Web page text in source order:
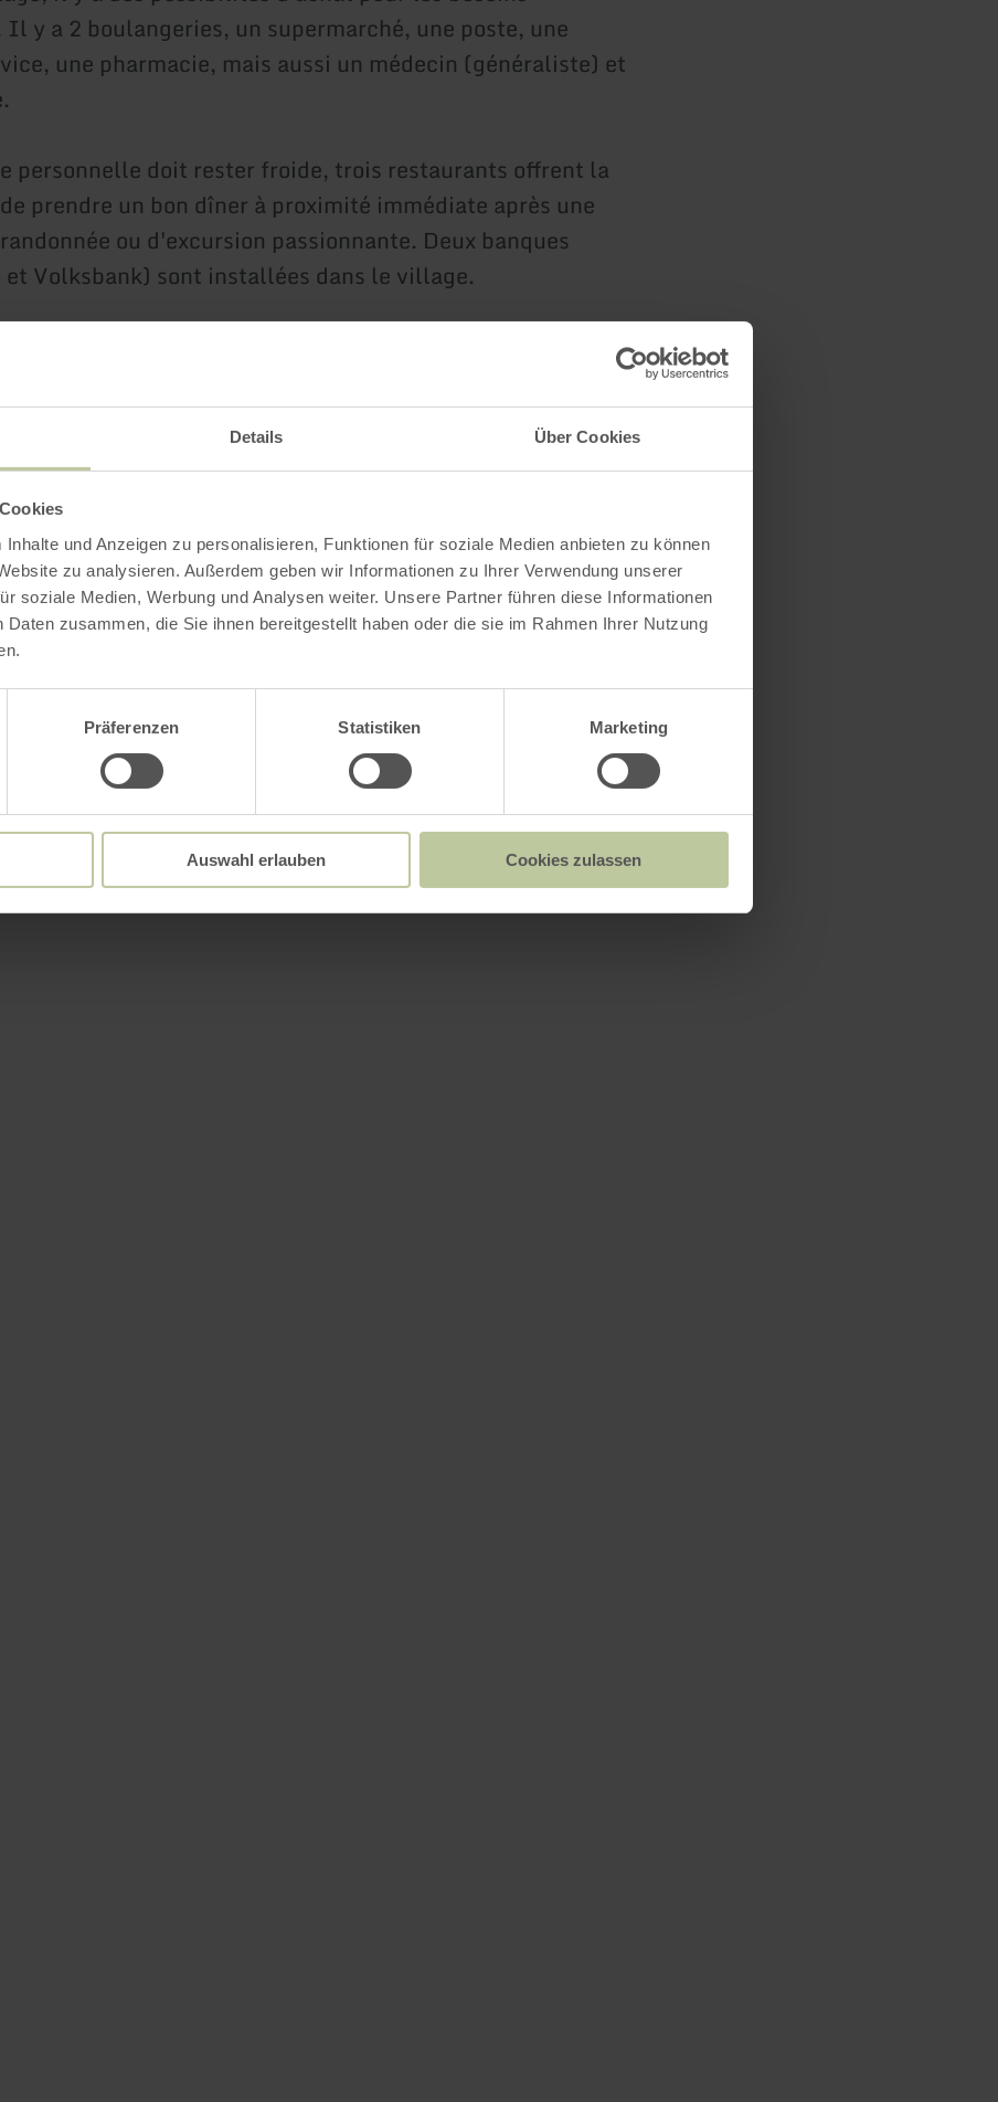
Details Über Cookies
und Anzeigen zu personalisieren, Funktionen für soziale Medien anbieten zu können
zu analysieren. Außerdem geben wir Informationen zu Ihrer Verwendung unserer
soziale Medien, Werbung und Analysen weiter. Unsere Partner führen diese Informationen
Daten zusammen, die Sie ihnen bereitgestellt haben oder die sie im Rahmen Ihrer Nutzung
Präferenzen Statistiken Marketing
Auswahl erlauben Cookies zulassen
y a 2 boulangeries, un supermarché, une poste, une
une pharmacie, mais aussi un médecin (généraliste) et
personnelle doit rester froide, trois restaurants offrent la
prendre un bon dîner à proximité immédiate après une
ou d'excursion passionnante. Deux banques
et Volksbank) sont installées dans le village.
d'informations